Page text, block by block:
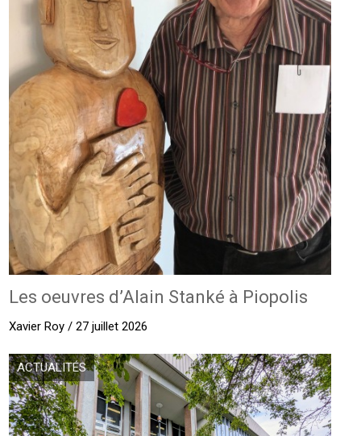
Les oeuvres d’Alain Stanké à Piopolis
Xavier Roy / 27 juillet 2026
ACTUALITÉS